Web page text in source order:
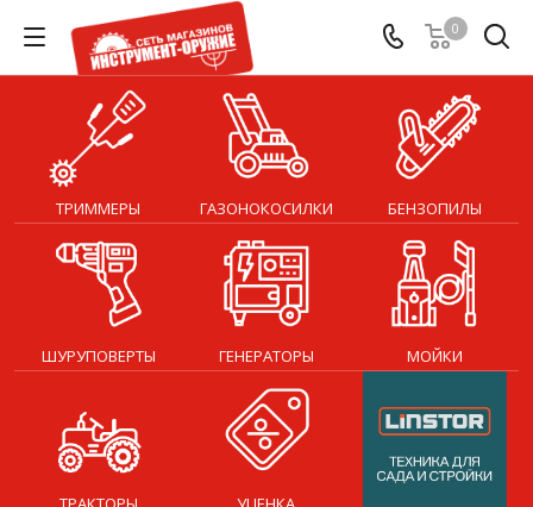
0
ТРИММЕРЫ ГАЗОНОКОСИЛКИ БЕНЗОПИЛЫ
ШУРУПОВЕРТЫ ГЕНЕРАТОРЫ МОЙКИ